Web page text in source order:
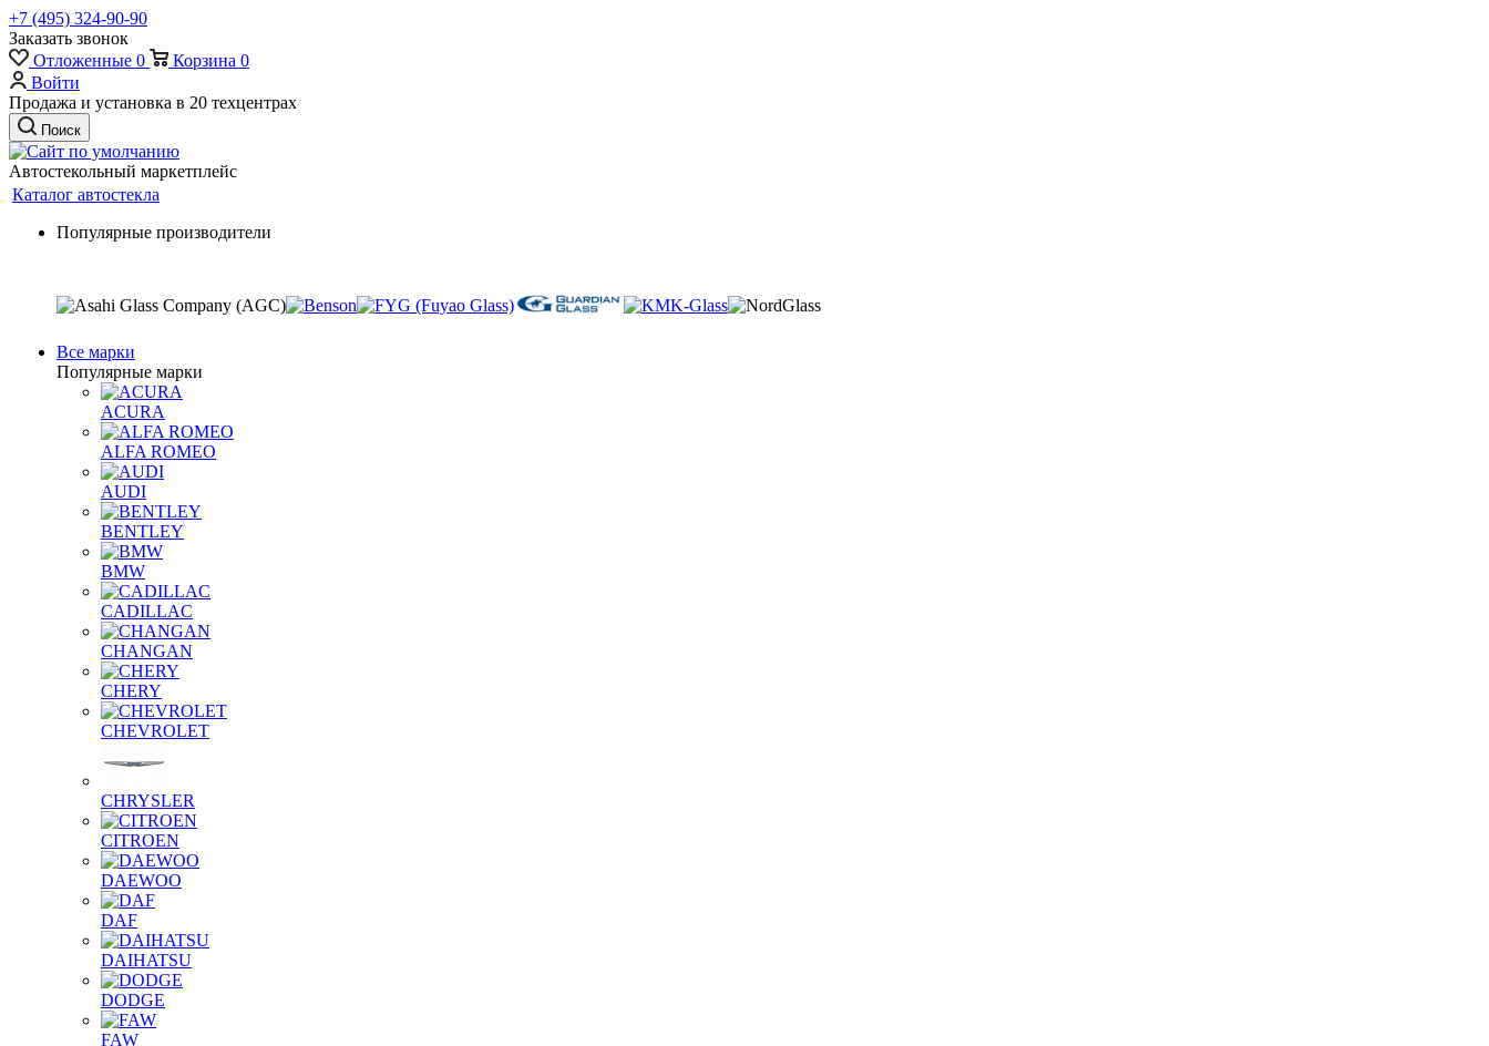
+7 (495) 324-90-90
Заказать звонок
Отложенные 0 Корзина 0
Войти
Продажа и установка в 20 техцентрах
Поиск
Автостекольный маркетплейс
Каталог автостекла
Популярные производители
Все марки
Популярные марки
ACURA
ALFA ROMEO
AUDI
BENTLEY
BMW
CADILLAC
CHANGAN
CHERY
CHEVROLET
CHRYSLER
CITROEN
DAEWOO
DAF
DAIHATSU
DODGE
FAW